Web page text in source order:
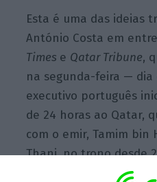
Esta é uma das ideias
António Costa em
Times e Qatar Tribune,
na segunda-feira —
executivo português
de 24 horas ao Qatar,
com o emir, Tamim bin
Thani, no trono desde